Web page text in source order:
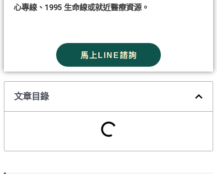
心專線、1995 生命線或就近醫療資源。
馬上LINE諮詢
文章目錄